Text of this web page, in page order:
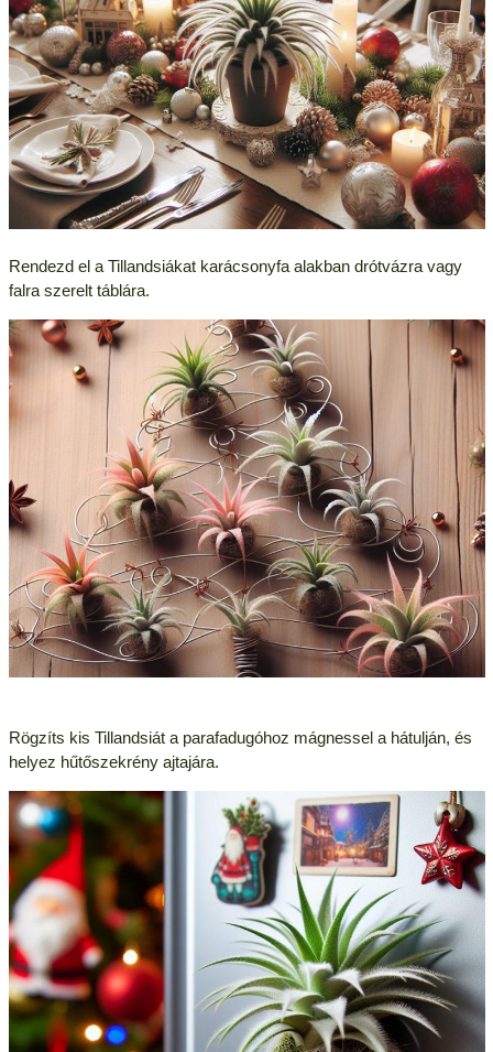
Rendezd el a Tillandsiákat karácsonyfa alakban drótvázra vagy
falra szerelt táblára.
Rögzíts kis Tillandsiát a parafadugóhoz mágnessel a hátulján, és
helyez hűtőszekrény ajtajára.